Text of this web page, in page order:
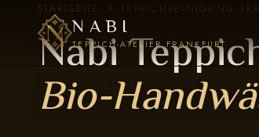
NABI
TEPPICH-ATELIER FRANKFURT
STARTSEITE TEPPICHREINIGUNG
Nabi
Bio-